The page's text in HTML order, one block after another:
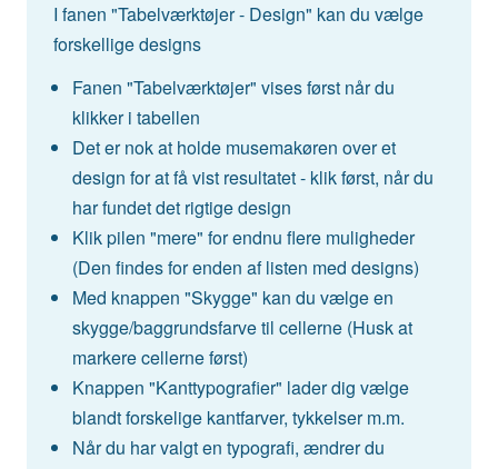
I fanen "Tabelværktøjer - Design" kan du vælge
forskellige designs
Fanen "Tabelværktøjer" vises først når du
klikker i tabellen
Det er nok at holde musemakøren over et
design for at få vist resultatet - klik først, når du
har fundet det rigtige design
Klik pilen "mere" for endnu flere muligheder
(Den findes for enden af listen med designs)
Med knappen "Skygge" kan du vælge en
skygge/baggrundsfarve til cellerne (Husk at
markere cellerne først)
Knappen "Kanttypografier" lader dig vælge
blandt forskelige kantfarver, tykkelser m.m.
Når du har valgt en typografi, ændrer du